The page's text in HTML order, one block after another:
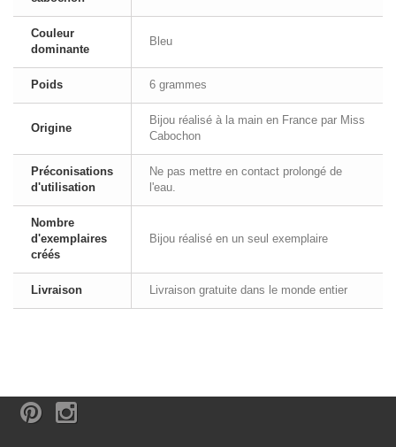
Couleur
dominante
Bleu
Poids 6 grammes
Origine
Bijou réalisé à la main en France par Miss
Cabochon
Préconisations
d'utilisation
Ne pas mettre en contact prolongé de
l'eau.
Nombre
d'exemplaires
créés
Bijou réalisé en un seul exemplaire
Livraison Livraison gratuite dans le monde entier